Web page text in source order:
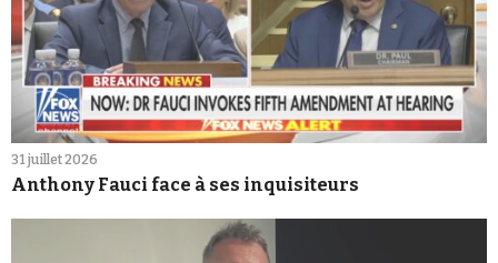
31 juillet 2026
Anthony Fauci face à ses inquisiteurs